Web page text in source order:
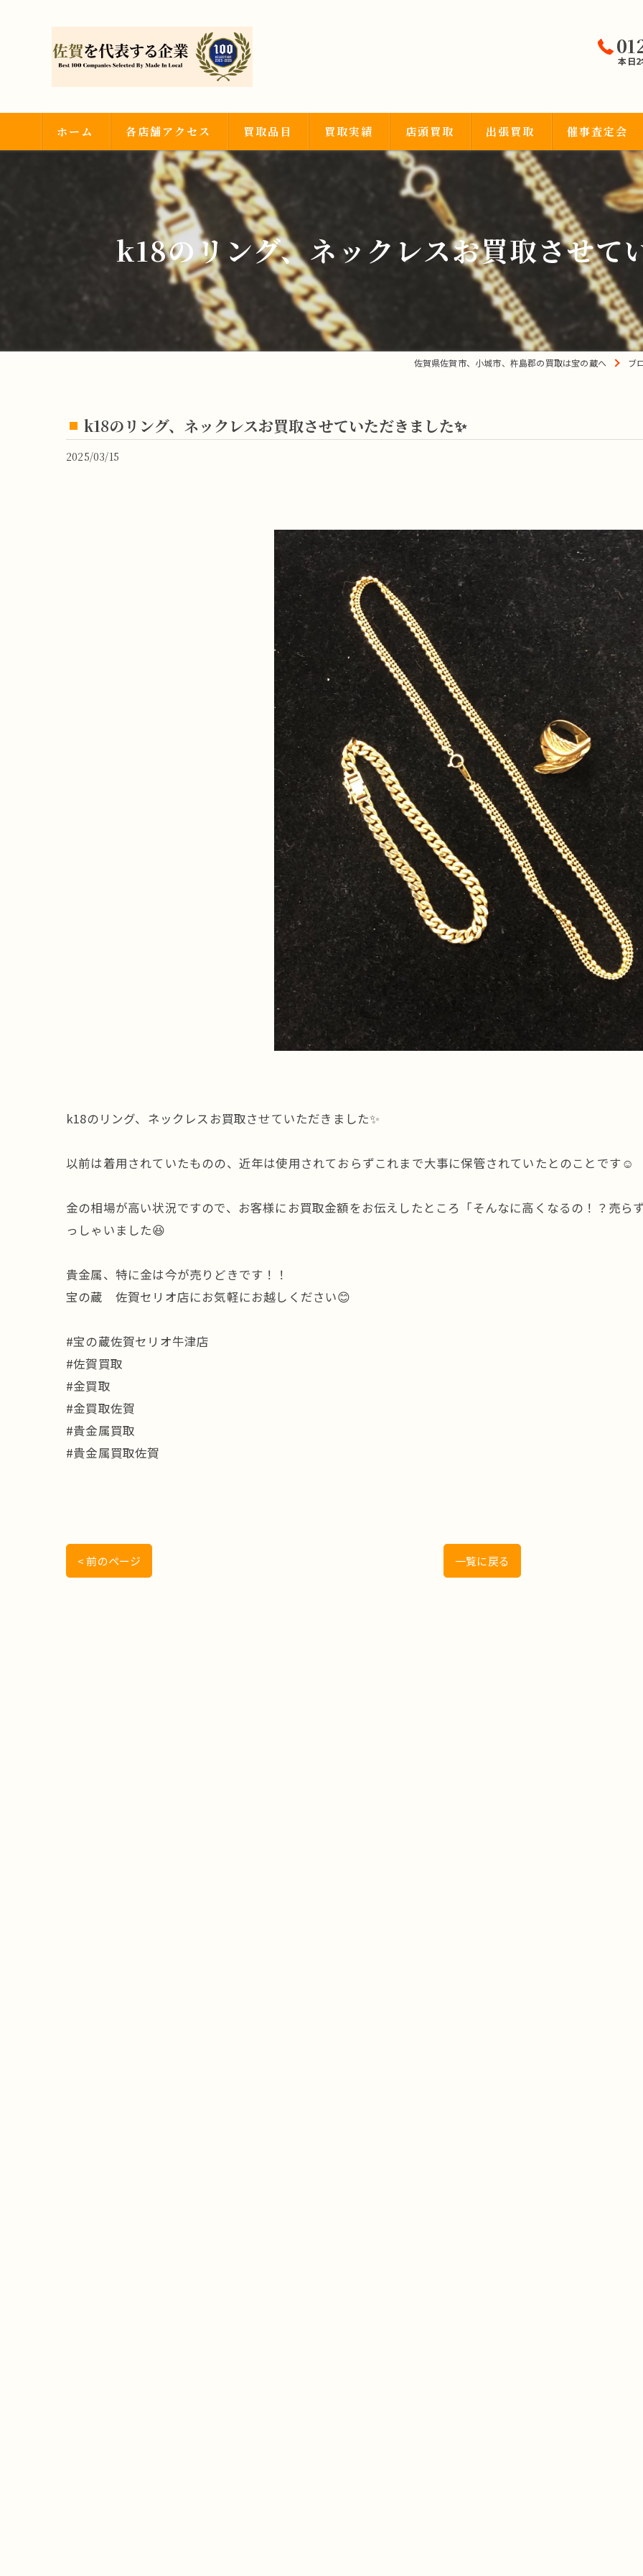
本日2
ホーム 各店舗アクセス
武雄店
神埼吉野ヶ里店
買取品目
金・プラチナ
ダイヤモンド・宝石類
時計・ブランド品
その他買取品目
買取実績 店頭買取 出張買取 催事査定会
k18のリング、ネックレスお買取させて
佐賀県佐賀市、小城市、杵島郡の買取は宝の蔵へ ブ
k18のリング、ネックレスお買取させていただきました✨
2025/03/15
k18のリング、ネックレスお買取させていただきました✨
以前は着用されていたものの、近年は使用されておらずこれまで大事に保管されていたとのことです☺️
金の相場が高い状況ですので、お客様にお買取金額をお伝えしたところ「そんなに高くなるの！？売ら
っしゃいました😆
貴金属、特に金は今が売りどきです！！
宝の蔵 佐賀セリオ店にお気軽にお越しください😊
#宝の蔵佐賀セリオ牛津店
#佐賀買取
#金買取
#金買取佐賀
#貴金属買取
#貴金属買取佐賀
< 前のページ 一覧に戻る